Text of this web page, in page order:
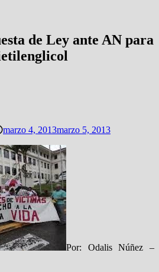
de Ley ante AN para
marzo 4, 2013marzo 5, 2013
Por: Odalis Núñez –